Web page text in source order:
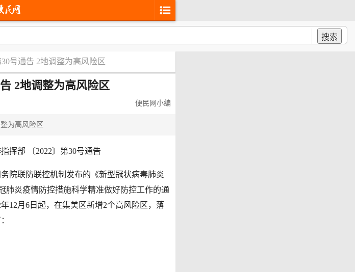
搜索
号通告 2地调整为高风险区
2地调整为高风险区
便民网小编
为高风险区
部 〔2022〕第30号通告
联防联控机制发布的《新型冠状病毒肺炎
肺炎疫情防控措施科学精准做好防控工作的通
12月6日起，在集美区新增2个高风险区，落